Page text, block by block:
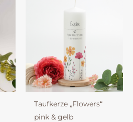
Taufkerze „Flowers“
pink & gelb